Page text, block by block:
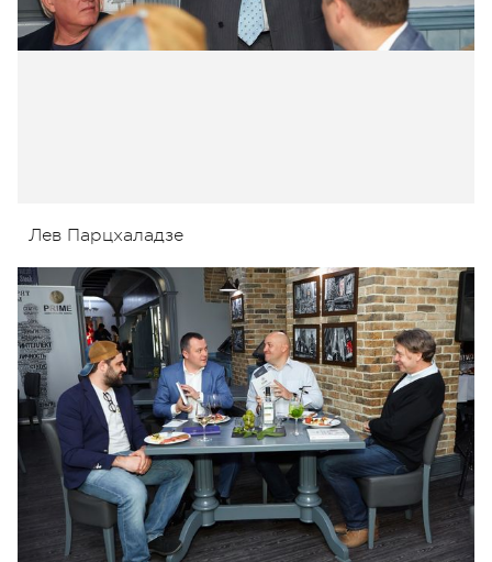
Лев Парцхаладзе